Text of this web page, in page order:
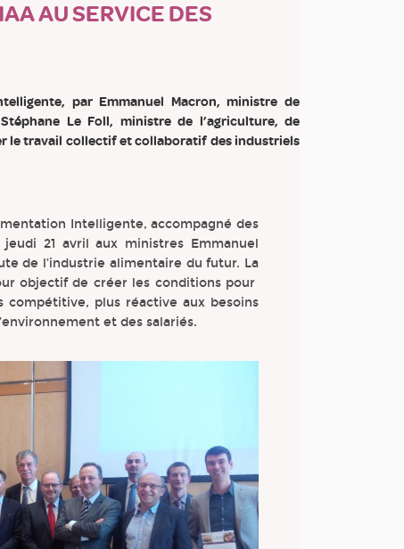
AU SERVICE DES
par Emmanuel Macron, ministre de
Le Foll, ministre de l’agriculture, de
le travail collectif et collaboratif des industriels
Intelligente, accompagné des
21 avril aux ministres Emmanuel
de l’industrie alimentaire du futur. La
objectif de créer les conditions pour
plus réactive aux besoins
et des salariés.